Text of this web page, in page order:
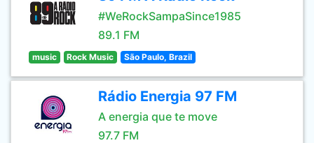
#WeRockSampaSince1985
89.1 FM
music Rock Music São Paulo, Brazil
Rádio Energia 97 FM
A energia que te move
97.7 FM